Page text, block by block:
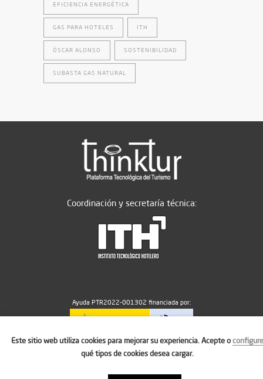
EFICIENCIA ENERGÉTICA
GAS PARA HOTELES ITH
ÓSCAR ALONSO SOSTENIBILIDAD
SUBASTA GAS NATURAL
Coordinación y secretaría técnica:
Ayuda PTR2022-001302 financiada por:
MICIU/AEI/10.13039/501100011033
Este sitio web utiliza cookies para mejorar su experiencia. Acepte oconfigure
qué tipos de cookies desea cargar.